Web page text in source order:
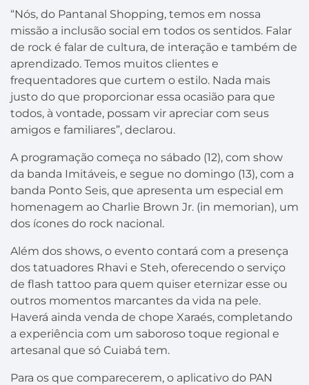
“Nós, do Pantanal Shopping, temos em nossa
missão a inclusão social em todos os sentidos. Falar
de rock é falar de cultura, de interação e também de
aprendizado. Temos muitos clientes e
frequentadores que curtem o estilo. Nada mais
justo do que proporcionar essa ocasião para que
todos, à vontade, possam vir apreciar com seus
amigos e familiares”, declarou.
A programação começa no sábado (12), com show
da banda Imitáveis, e segue no domingo (13), com a
banda Ponto Seis, que apresenta um especial em
homenagem ao Charlie Brown Jr. (in memorian), um
dos ícones do rock nacional.
Além dos shows, o evento contará com a presença
dos tatuadores Rhavi e Steh, oferecendo o serviço
de flash tattoo para quem quiser eternizar esse ou
outros momentos marcantes da vida na pele.
Haverá ainda venda de chope Xaraés, completando
a experiência com um saboroso toque regional e
artesanal que só Cuiabá tem.
Para os que comparecerem, o aplicativo do PAN